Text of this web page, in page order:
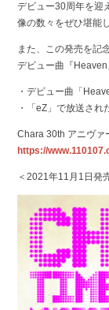
デビュー30周年を迎
像の数々をぜひ堪能
また、この発売を記
デビュー曲『Heaven
・デビュー曲「
・「eZ」で放送さ
Chara 30th アニヴァ
https://
＜2021年11月1日発